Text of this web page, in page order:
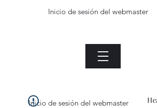
Inicio de sesión del webmaster
Inicio de sesión del webmaster